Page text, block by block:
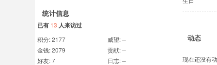
统计信息
已有 13 人来访过
积分:2177 威望:--
金钱:2079 贡献:--
好友:7 日志:--
动态
现在还没有